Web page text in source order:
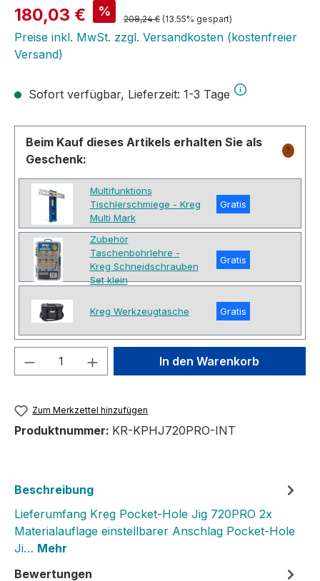
Verkaufspreis:
180,03 € % Regulärer Preis:
208,24 € (13.55% gespart)
Preise inkl. MwSt. zzgl. Versandkosten (kostenfreier
Versand)
Sofort verfügbar, Lieferzeit: 1-3 Tage
Beim Kauf dieses Artikels erhalten Sie als
Geschenk:
?
Multifunktions
Tischlerschmiege - Kreg
Multi Mark
Gratis
Zubehör
Taschenbohrlehre -
Kreg Schneidschrauben
Set klein
Gratis
Kreg Werkzeugtasche Gratis
Produkt Anzahl: Gib denIn den Warenkorb
Zum Merkzettel hinzufügen
Produktnummer: KR-KPHJ720PRO-INT
Beschreibung
Lieferumfang Kreg Pocket-Hole Jig 720PRO 2x
Materialauflage einstellbarer Anschlag Pocket-Hole
Ji… Mehr
Bewertungen